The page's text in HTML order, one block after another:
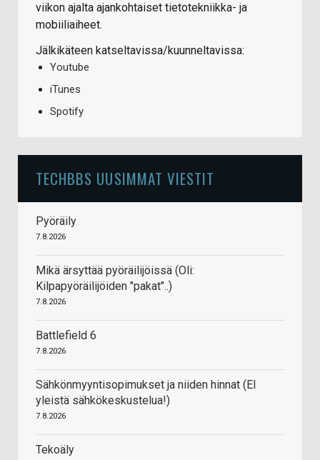
viikon ajalta ajankohtaiset tietotekniikka- ja
mobiiliaiheet.
Jälkikäteen katseltavissa/kuunneltavissa:
Youtube
iTunes
Spotify
TECHBBS UUSIMMAT VIESTIT
Pyöräily
7.8.2026
Mikä ärsyttää pyöräilijöissä (Oli:
Kilpapyöräilijöiden "pakat"..)
7.8.2026
Battlefield 6
7.8.2026
Sähkönmyyntisopimukset ja niiden hinnat (EI
yleistä sähkökeskustelua!)
7.8.2026
Tekoäly